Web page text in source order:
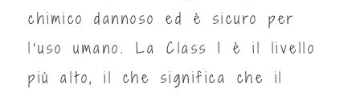
chimico dannoso ed è sicuro per
l'uso umano. La Class I è il livello
più alto, il che significa che il